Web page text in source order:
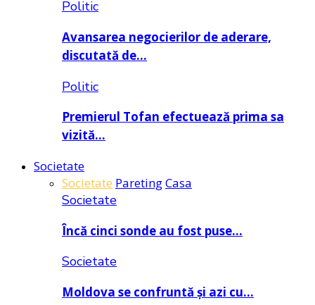
Politic
Avansarea negocierilor de aderare,
discutată de…
Politic
Premierul Tofan efectuează prima sa
vizită…
Societate
Societate ParetingCasa
Societate
Încă cinci sonde au fost puse…
Societate
Moldova se confruntă și azi cu…